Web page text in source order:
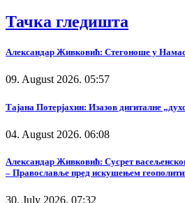
Тачка гледишта
Александар Живковић: Стегоноше у
09. August 2026. 05:57
Тајана Потерјахин: Изазов дигиталне
04. August 2026. 06:08
Александар Живковић: Сусрет
– Православље пред искушењем
30. July 2026. 07:32